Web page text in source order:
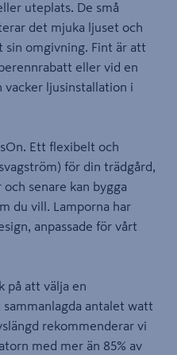
uteplats. De små
det mjuka ljuset och
sin omgivning. Fint är att
eller vid en
vacker ljusinstallation i
Ett flexibelt och
för din trädgård,
senare kan bygga
du vill. Lamporna har
anpassade för vårt
på att välja en
antalet watt
rekommenderar vi
med mer än 85% av